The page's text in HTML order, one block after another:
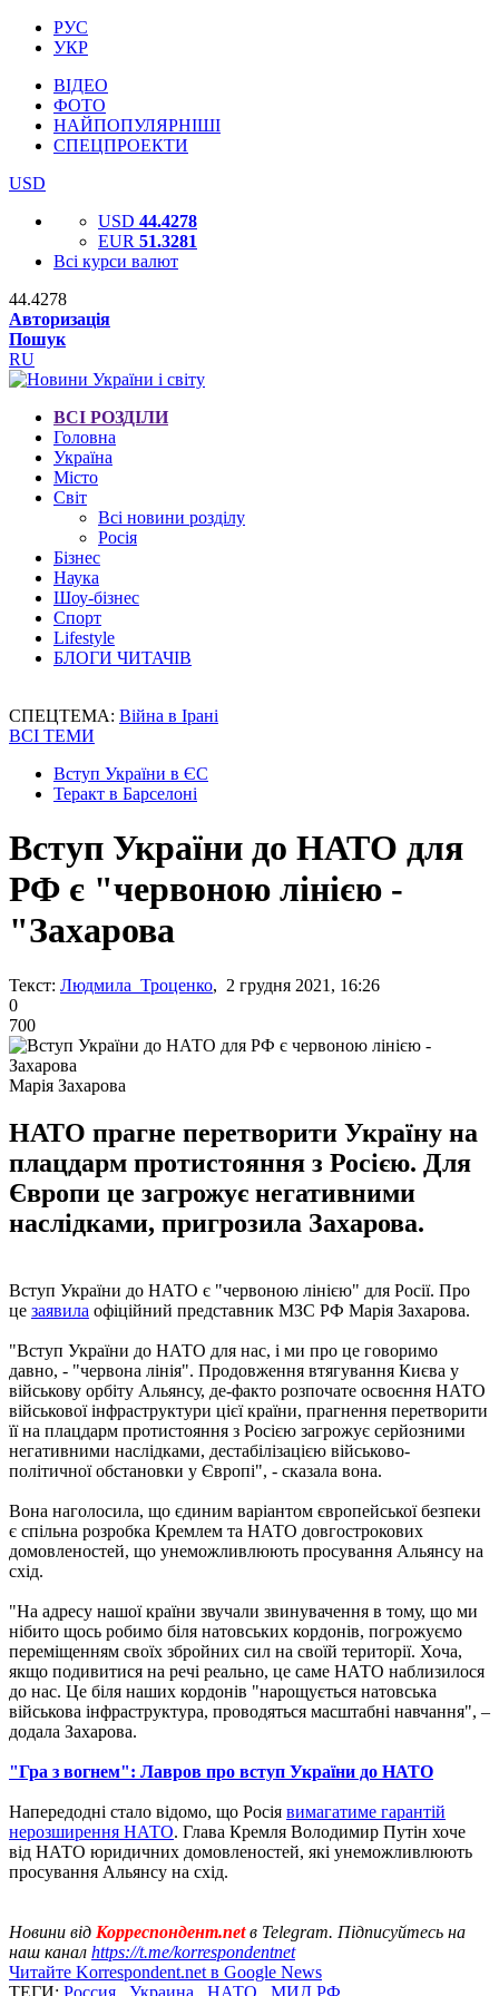
РУС
УКР
ВІДЕО
ФОТО
НАЙПОПУЛЯРНІШІ
СПЕЦПРОЕКТИ
USD
USD 44.4278
EUR 51.3281
Всі курси валют
44.4278
Авторизація
Пошук
RU
ВСІ РОЗДІЛИ
Головна
Україна
Місто
Світ
Всі новини розділу
Росія
Бізнес
Наука
Шоу-бізнес
Спорт
Lifestyle
БЛОГИ ЧИТАЧІВ
СПЕЦТЕМА: Війна в Ірані
ВСІ ТЕМИ
Вступ України в ЄС
Теракт в Барселоні
Вступ України до НАТО для
РФ є "червоною лінією -
"Захарова
Текст: Людмила Троценко, 2 грудня 2021, 16:26
0
700
Марія Захарова
НАТО прагне перетворити Україну на
плацдарм протистояння з Росією. Для
Європи це загрожує негативними
наслідками, пригрозила Захарова.
Вступ України до НАТО є "червоною лінією" для Росії. Про
це заявила офіційний представник МЗС РФ Марія Захарова.
"Вступ України до НАТО для нас, і ми про це говоримо
давно, - "червона лінія". Продовження втягування Києва у
військову орбіту Альянсу, де-факто розпочате освоєння НАТО
військової інфраструктури цієї країни, прагнення перетворити
її на плацдарм протистояння з Росією загрожує серйозними
негативними наслідками, дестабілізацією військово-
політичної обстановки у Європі", - сказала вона.
Вона наголосила, що єдиним варіантом європейської безпеки
є спільна розробка Кремлем та НАТО довгострокових
домовленостей, що унеможливлюють просування Альянсу на
схід.
"На адресу нашої країни звучали звинувачення в тому, що ми
нібито щось робимо біля натовських кордонів, погрожуємо
переміщенням своїх збройних сил на своїй території. Хоча,
якщо подивитися на речі реально, це саме НАТО наблизилося
до нас. Це біля наших кордонів "нарощується натовська
військова інфраструктура, проводяться масштабні навчання", –
додала Захарова.
"Гра з вогнем": Лавров про вступ України до НАТО
Напередодні стало відомо, що Росія вимагатиме гарантій
нерозширення НАТО. Глава Кремля Володимир Путін хоче
від НАТО юридичних домовленостей, які унеможливлюють
просування Альянсу на схід.
Новини від Корреспондент.netв Telegram. Підписуйтесь на
наш канал https://t.me/korrespondentnet
Читайте Korrespondent.net в Google News
ТЕГИ: Россия Украина НАТО МИД РФ